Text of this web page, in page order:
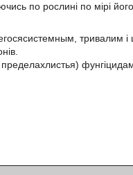
по рослині по мірі
тривалим і